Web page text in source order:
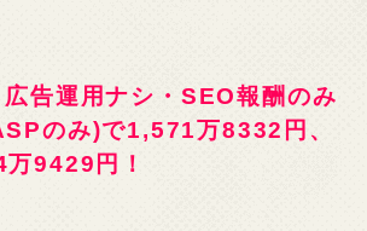
告運用ナシ・SEO報酬のみ
のみ)で1,571万8332円、
9429円！